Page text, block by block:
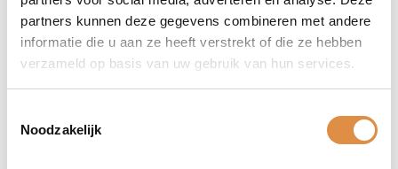
partners kunnen deze gegevens combineren met andere
informatie die u aan ze heeft verstrekt of die ze hebben
verzameld op basis van uw gebruik van hun services.
Noodzakelijk
Wijnstreek
Wijnhuis Tenuta San Marco
Druivensoort